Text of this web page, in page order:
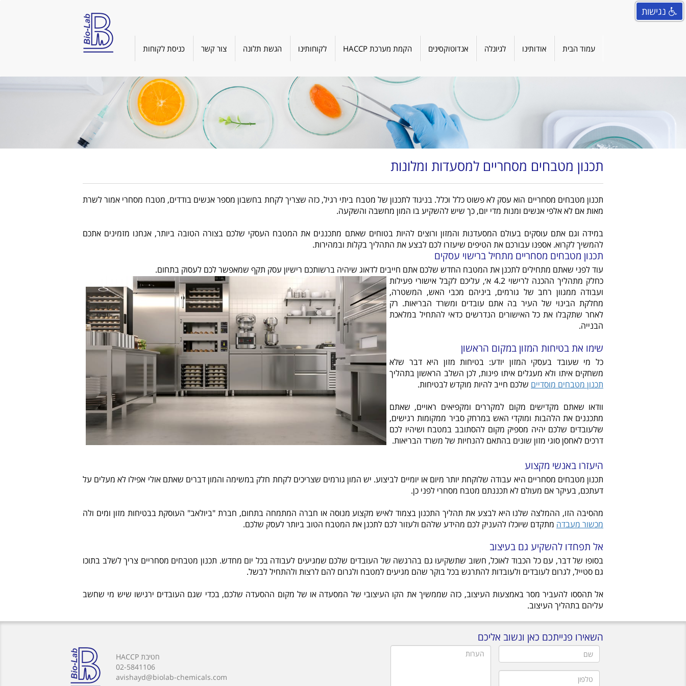
עמוד הבית אודותינו לגיונלה אנדוטוקסינים הקמת מערכת HACCP לקוחותינו הגשת תלונה צור קשר כניסת לקוחות
תכנון מטבחים מסחריים למסעדות ומלונות
תכנון מטבחים מסחריים הוא עסק לא פשוט כלל וכלל. בניגוד לתכנון של מטבח ביתי רגיל, כזה שצריך לקחת בחשבון מספר אנשים בודדים, מטבח מסחרי אמור לשרת
מאות אם לא אלפי אנשים ומנות מדי יום, כך שיש להשקיע בו המון מחשבה והשקעה.
במידה וגם אתם עוסקים בעולם המסעדנות והמזון ורוצים להיות בטוחים שאתם מתכננים את המטבח העסקי שלכם בצורה הטובה ביותר, אנחנו מזמינים אתכם
להמשיך לקרוא. אספנו עבורכם את הטיפים שיעזרו לכם לבצע את התהליך בקלות ובמהירות.
תכנון מטבחים מסחריים מתחיל ברישוי עסקים
עוד לפני שאתם מתחילים לתכנן את המטבח החדש שלכם אתם חייבים לדאוג שיהיה ברשותכם רישיון עסק תקף שמאפשר לכם לעסוק בתחום.
כחלק מתהליך ההכנה לרישוי 4.2 א׳, עליכם לקבל אישורי פעילות
ועבודה ממגוון רחב של גורמים, ביניהם מכבי האש, המשטרה,
מחלקת הבינוי של העיר בה אתם עובדים ומשרד הבריאות. רק
לאחר שתקבלו את כל האישורים הנדרשים כדאי להתחיל במלאכת
הבנייה.
שימו את בטיחות המזון במקום הראשון
כל מי שעובד בעסקי המזון יודע: בטיחות מזון היא דבר שלא
משחקים איתו ולא מעגלים איתו פינות, לכן השלב הראשון בתהליך
תכנון מטבחים מוסדיים שלכם חייב להיות מוקדש לבטיחות.
וודאו שאתם מקדישים מקום למקררים ומקפיאים ראויים, שאתם
מתכננים את הלהבות ומוקדי האש במרחק סביר ממקומות רגישים,
שלעובדים שלכם יהיה מספיק מקום להסתובב במטבח ושיהיו לכם
דרכים לאחסן סוגי מזון שונים בהתאם להנחיות של משרד הבריאות.
היעזרו באנשי מקצוע
תכנון מטבחים מסחריים היא עבודה שלוקחת יותר מיום או יומיים לביצוע. יש המון גורמים שצריכים לקחת חלק במשימה והמון דברים שאתם אולי אפילו לא מעלים על
דעתכם, בעיקר אם מעולם לא תכננתם מטבח מסחרי לפני כן.
מהסיבה הזו, ההמלצה שלנו היא לבצע את תהליך התכנון בצמוד לאיש מקצוע מנוסה או חברה המתמחה בתחום, חברת "ביולאב" העוסקת בבטיחות מזון ומים ולה
מכשור מעבדה מתקדם שיוכלו להעניק לכם מהידע שלהם ולעזור לכם לתכנן את המטבח הטוב ביותר לעסק שלכם.
אל תפחדו להשקיע גם בעיצוב
בסופו של דבר, עם כל הכבוד לאוכל, חשוב שתשקיעו גם בהרגשה של העובדים שלכם שמגיעים לעבודה בכל יום מחדש. תכנון מטבחים מסחריים צריך לשלב בתוכו
גם סטייל, לגרום לעובדים ולעובדות להתרגש בכל בוקר שהם מגיעים למטבח ולגרום להם לרצות ולהתחיל לבשל.
אל תהססו להעביר מסר באמצעות העיצוב, כזה שממשיך את הקו העיצובי של המסעדה או של מקום ההסעדה שלכם, בכדי שגם העובדים ירגישו שיש מי שחשב
עליהם בתהליך העיצוב.
השאירו פנייתכם כאן ונשוב אליכם
שם
טלפון
הערות
חטיבת HACCP
02-5841106
avishayd@biolab-chemicals.com
נגישות